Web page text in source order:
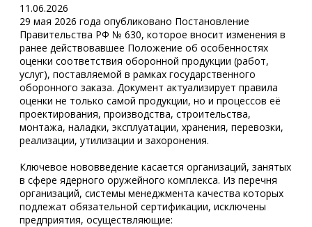
11.06.2026
29 мая 2026 года опубликовано Постановление
Правительства РФ № 630, которое вносит изменения в
ранее действовавшее Положение об особенностях
оценки соответствия оборонной продукции (работ,
услуг), поставляемой в рамках государственного
оборонного заказа. Документ актуализирует правила
оценки не только самой продукции, но и процессов её
проектирования, производства, строительства,
монтажа, наладки, эксплуатации, хранения, перевозки,
реализации, утилизации и захоронения.
Ключевое нововведение касается организаций, занятых
в сфере ядерного оружейного комплекса. Из перечня
организаций, системы менеджмента качества которых
подлежат обязательной сертификации, исключены
предприятия, осуществляющие: